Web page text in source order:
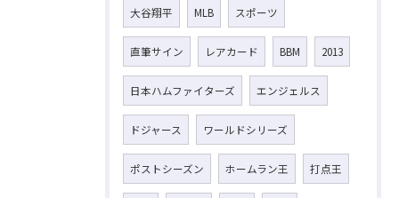
大谷翔平 MLB スポーツ
直筆サイン レアカード BBM 2013
日本ハムファイターズ エンジェルス
ドジャース ワールドシリーズ
ポストシーズン ホームラン王 打点王